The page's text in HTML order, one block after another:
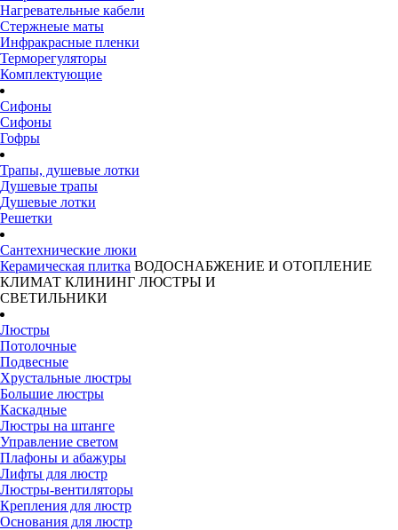
Нагревательные кабели
Стержнеые маты
Инфракрасные пленки
Терморегуляторы
Комплектующие
Сифоны
Сифоны
Гофры
Трапы, душевые лотки
Душевые трапы
Душевые лотки
Решетки
Сантехнические люки
Керамическая плитка ВОДОСНАБЖЕНИЕ И ОТОПЛЕНИЕ
КЛИМАТ КЛИНИНГ ЛЮСТРЫ И
СВЕТИЛЬНИКИ
Люстры
Потолочные
Подвесные
Хрустальные люстры
Большие люстры
Каскадные
Люстры на штанге
Управление светом
Плафоны и абажуры
Лифты для люстр
Люстры-вентиляторы
Крепления для люстр
Основания для люстр